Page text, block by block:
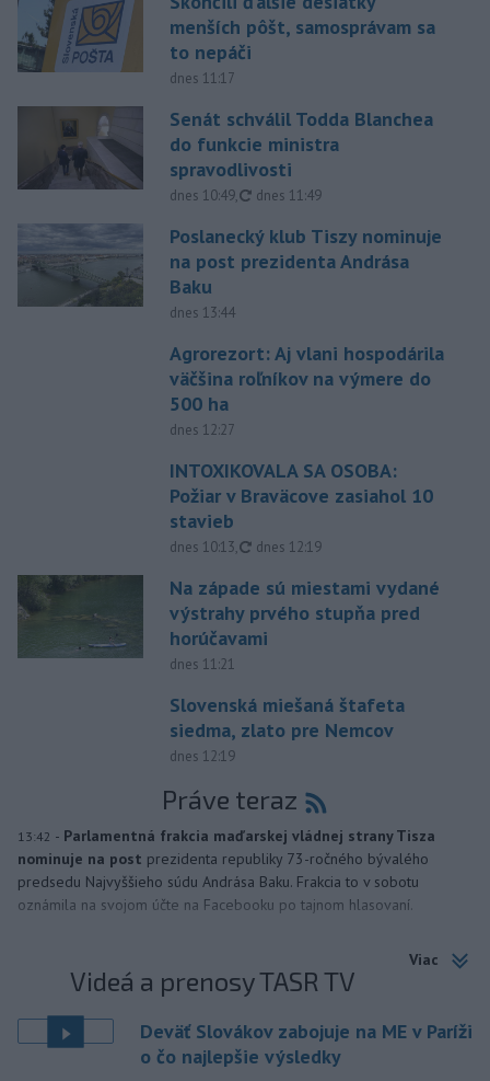
menších pôšt, samosprávam sa
to nepáči
dnes 11:17
Senát schválil Todda Blanchea
do funkcie ministra
spravodlivosti
dnes 10:49, aktualizované
dnes 11:49
Poslanecký klub Tiszy nominuje
na post prezidenta Andrása
Baku
dnes 13:44
Agrorezort: Aj vlani hospodárila
väčšina roľníkov na výmere do
500 ha
dnes 12:27
INTOXIKOVALA SA OSOBA:
Požiar v Braväcove zasiahol 10
stavieb
dnes 10:13, aktualizované
dnes 12:19
Na západe sú miestami vydané
výstrahy prvého stupňa pred
horúčavami
dnes 11:21
Slovenská miešaná štafeta
siedma, zlato pre Nemcov
dnes 12:19
Práve teraz
13:42 - Parlamentná frakcia maďarskej vládnej strany Tisza
nominuje na post prezidenta republiky 73-ročného bývalého
predsedu Najvyššieho súdu Andrása Baku. Frakcia to v sobotu
oznámila na svojom účte na Facebooku po tajnom hlasovaní.
Viac
Videá a prenosy TASR TV
Deväť Slovákov zabojuje na ME v Paríži
o čo najlepšie výsledky